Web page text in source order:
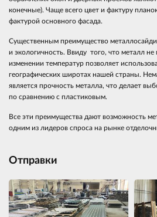
конечные). Чаще всего цвет и фактуру
фактурой основного фасада.
Существенным преимущество
и экологичность. Ввиду того, что металл
изменении температур позволяет
географических широтах нашей страны.
является прочность металла, что делает
по сравнению с пластиковым.
Все эти преимущества дают возможность
одним из лидеров спроса на рынке
Отправки